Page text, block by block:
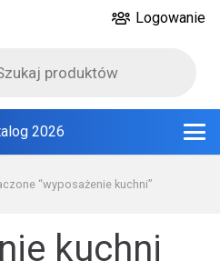
Logowanie
2026
“wyposażenie kuchni”
kuchni